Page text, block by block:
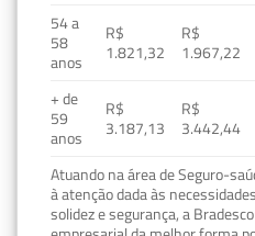
54 a
58
anos
R$
1.821,32
R$
1.967,22
+ de
59
anos
R$
3.187,13
R$
3.442,44
Atuando na área de Seguro-
à atenção dada às
solidez e segurança, a